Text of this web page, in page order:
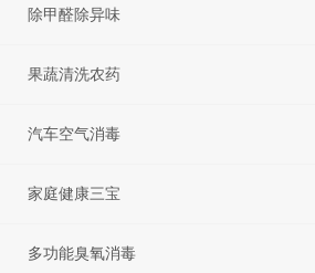
除甲醛除异味
果蔬清洗农药
汽车空气消毒
家庭健康三宝
多功能臭氧消毒